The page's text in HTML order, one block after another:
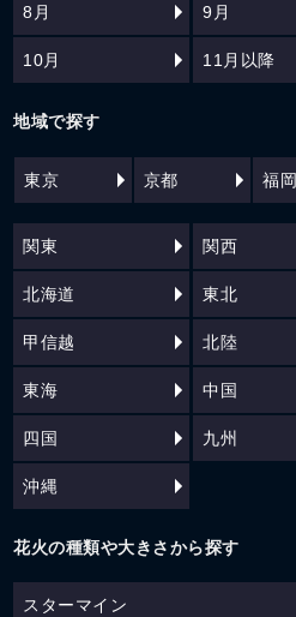
8月 9月
10月 11月以降
地域で探す
東京 京都 福岡
関東 関西
北海道 東北
甲信越 北陸
東海 中国
四国 九州
沖縄
花火の種類や大きさから探す
スターマイン